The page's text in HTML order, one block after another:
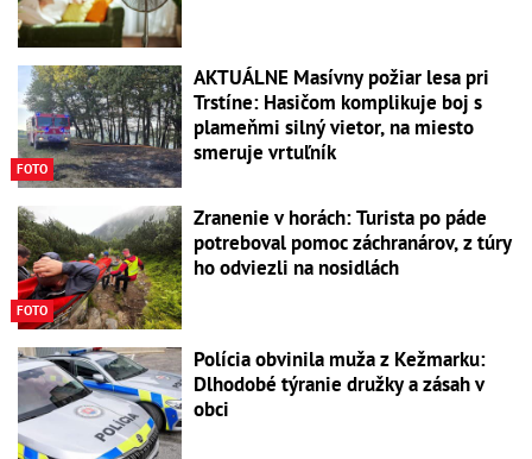
FOTO
AKTUÁLNE Masívny požiar lesa pri
Trstíne: Hasičom komplikuje boj s
plameňmi silný vietor, na miesto
smeruje vrtuľník
FOTO
Zranenie v horách: Turista po páde
potreboval pomoc záchranárov, z túry
ho odviezli na nosidlách
Polícia obvinila muža z Kežmarku:
Dlhodobé týranie družky a zásah v
obci